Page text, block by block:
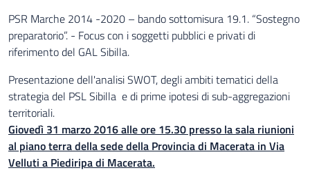
PSR Marche 2014 -2020 – bando sottomisura 19.1. “Sostegno
preparatorio”. - Focus con i soggetti pubblici e privati di
riferimento del GAL Sibilla.
Presentazione dell'analisi SWOT, degli ambiti tematici della
strategia del PSL Sibilla e di prime ipotesi di sub-aggregazioni
territoriali.
Giovedì 31 marzo 2016 alle ore 15.30 presso la sala riunioni
al piano terra della sede della Provincia di Macerata in Via
Velluti a Piediripa di Macerata.